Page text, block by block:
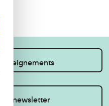
la newsletter